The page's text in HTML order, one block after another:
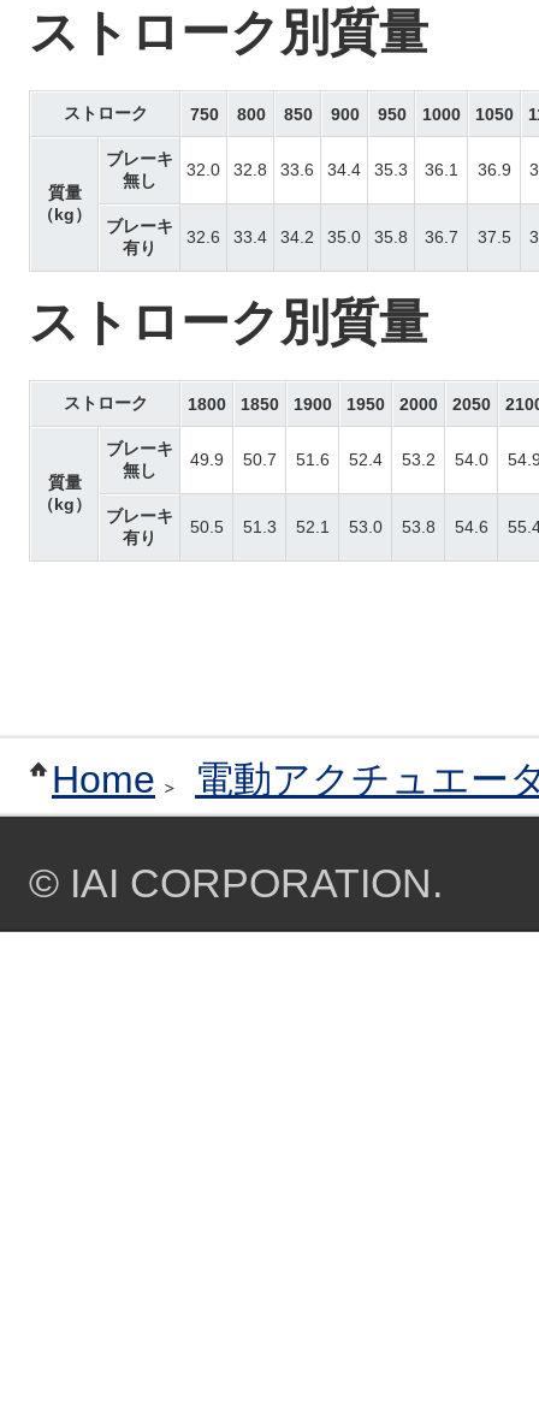
ストローク別質量
ストローク 750 800 850 900 950 1000 1050
質量
（kg）
ブレーキ
無し
32.0 32.8 33.6 34.4 35.3 36.1 36.9
ブレーキ
有り
32.6 33.4 34.2 35.0 35.8 36.7 37.5
ストローク別質量
ストローク 1800 1850 1900 1950 2000 2050
質量
（kg）
ブレーキ
無し
49.9 50.7 51.6 52.4 53.2 54.0
ブレーキ
有り
50.5 51.3 52.1 53.0 53.8 54.6
Home 電動アクチュエー
© IAI CORPORATION.